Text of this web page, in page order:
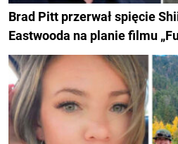
Brad Pitt przerwał spięcie
Eastwooda na planie filmu